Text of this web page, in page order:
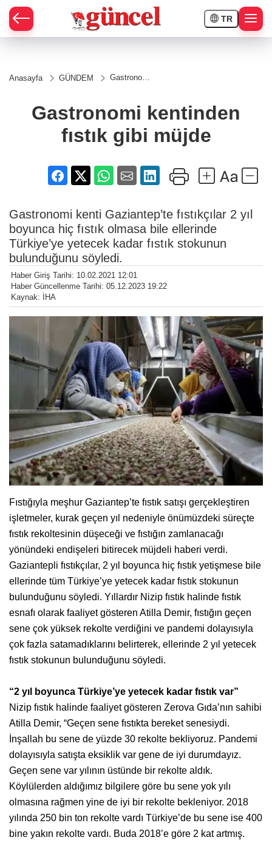
TR
Anasayfa GÜNDEM
Gastronomi
Gastronomi kentinden
fıstık gibi müjde
Gastronomi kenti Gaziantep’te fıstıkçılar 2 yıl
boyunca hiç fıstık olmasa bile ellerinde
Türkiye’ye yetecek kadar fıstık stokunun
bulunduğunu söyledi.
Haber Giriş Tarihi: 10.02.2021 12:01
Haber Güncellenme Tarihi: 05.12.2023 19:22
Kaynak: İHA
Fıstığıyla meşhur Gaziantep’te fıstık satışı gerçekleştiren
işletmeler, kurak geçen yıl nedeniyle önümüzdeki süreçte
fıstık rekoltesinin düşeceği ve fıstığın zamlanacağı
yönündeki endişeleri bitirecek müjdeli haberi verdi.
Gaziantepli fıstıkçılar, 2 yıl boyunca hiç fıstık yetişmese bile
ellerinde tüm Türkiye’ye yetecek kadar fıstık stokunun
bulunduğunu söyledi. Yıllardır Nizip fıstık halinde fıstık
esnafı olarak faaliyet gösteren Atilla Demir, fıstığın geçen
sene çok yüksek rekolte verdiğini ve pandemi dolayısıyla
çok fazla satamadıklarını belirterek, ellerinde 2 yıl yetecek
fıstık stokunun bulunduğunu söyledi.
“2 yıl boyunca Türkiye’ye yetecek kadar fıstık var”
Nizip fıstık halinde faaliyet gösteren Zerova Gıda’nın sahibi
Atilla Demir, “Geçen sene fıstıkta bereket senesiydi.
İnşallah bu sene de yüzde 30 rekolte bekliyoruz. Pandemi
dolayısıyla satışta eksiklik var gene de iyi durumdayız.
Geçen sene var yılının üstünde bir rekolte aldık.
Köylülerden aldığımız bilgilere göre bu sene yok yılı
olmasına rağmen yine de iyi bir rekolte bekleniyor. 2018
yılında 250 bin ton rekolte vardı Türkiye’de bu sene ise 400
bine yakın rekolte vardı. Buda 2018’e göre 2 kat artmış.